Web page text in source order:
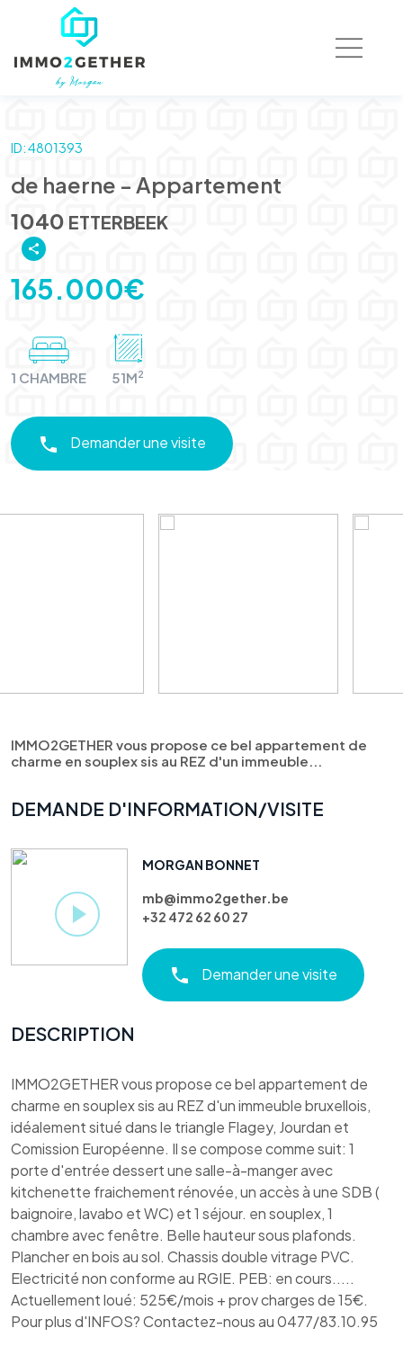
ID: 4801393
de haerne - Appartement
1040 ETTERBEEK
165.000€
1 CHAMBRE 51M2
Demander une visite
IMMO2GETHER vous propose ce bel appartement de
charme en souplex sis au REZ d'un immeuble...
DEMANDE D'INFORMATION/VISITE
MORGAN BONNET
mb@immo2gether.be
+32 472 62 60 27
Demander une visite
DESCRIPTION
IMMO2GETHER vous propose ce bel appartement de
charme en souplex sis au REZ d'un immeuble bruxellois,
idéalement situé dans le triangle Flagey, Jourdan et
Comission Européenne. Il se compose comme suit: 1
porte d'entrée dessert une salle-à-manger avec
kitchenette fraichement rénovée, un accès à une SDB (
baignoire, lavabo et WC) et 1 séjour. en souplex, 1
chambre avec fenêtre. Belle hauteur sous plafonds.
Plancher en bois au sol. Chassis double vitrage PVC.
Electricité non conforme au RGIE. PEB: en cours.....
Actuellement loué: 525€/mois + prov charges de 15€.
Pour plus d'INFOS? Contactez-nous au 0477/83.10.95